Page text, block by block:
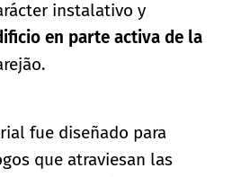
instalativo y
en parte activa de la
fue diseñado para
que atraviesan las